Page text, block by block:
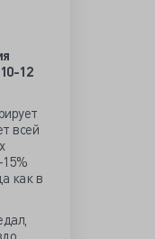
12
всей
как в